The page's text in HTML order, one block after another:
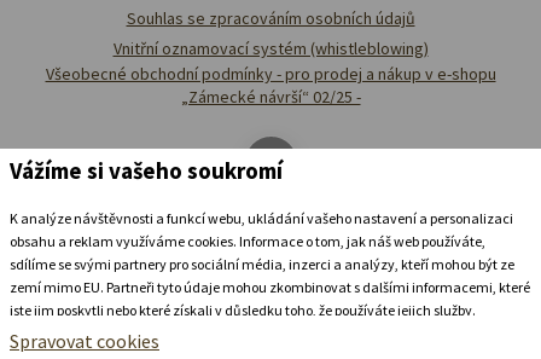
Souhlas se zpracováním osobních údajů
Vnitřní oznamovací systém (whistleblowing)
Všeobecné obchodní podmínky - pro prodej a nákup v e-shopu
„Zámecké návrší“ 02/25 -
Vážíme si vašeho soukromí
K analýze návštěvnosti a funkcí webu, ukládání vašeho nastavení a personalizaci
obsahu a reklam využíváme cookies. Informace o tom, jak náš web používáte,
sdílíme se svými partnery pro sociální média, inzerci a analýzy, kteří mohou být ze
zemí mimo EU. Partneři tyto údaje mohou zkombinovat s dalšími informacemi, které
jste jim poskytli nebo které získali v důsledku toho, že používáte jejich služby.
Podrobné informace
Spravovat cookies